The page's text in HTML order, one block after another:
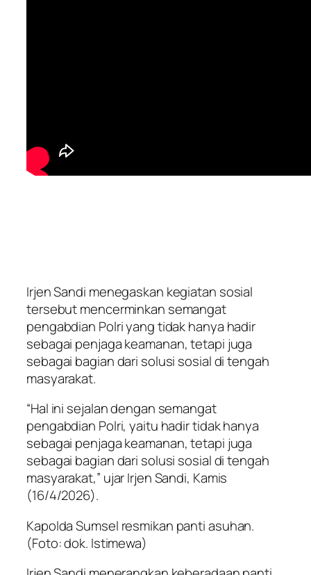
Irjen Sandi menegaskan kegiatan sosial
tersebut mencerminkan semangat
pengabdian Polri yang tidak hanya hadir
sebagai penjaga keamanan, tetapi juga
sebagai bagian dari solusi sosial di tengah
masyarakat.
“Hal ini sejalan dengan semangat
pengabdian Polri, yaitu hadir tidak hanya
sebagai penjaga keamanan, tetapi juga
sebagai bagian dari solusi sosial di tengah
masyarakat,” ujar Irjen Sandi, Kamis
(16/4/2026).
Kapolda Sumsel resmikan panti asuhan.
(Foto: dok. Istimewa)